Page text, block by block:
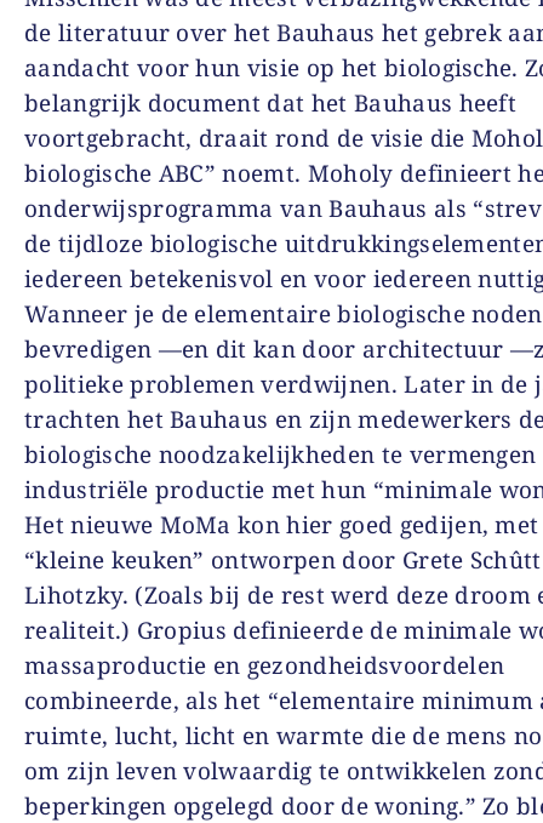
de literatuur over het Bauhaus het gebrek
aandacht voor hun visie op het biologische.
belangrijk document dat het Bauhaus heeft
voortgebracht, draait rond de visie die
biologische ABC” noemt. Moholy definieert
onderwijsprogramma van Bauhaus als
de tijdloze biologische
iedereen betekenisvol en voor iedereen
Wanneer je de elementaire biologische
bevredigen —en dit kan door architectuur
politieke problemen verdwijnen. Later in de
trachten het Bauhaus en zijn medewerkers
biologische noodzakelijkheden te vermengen
industriële productie met hun “minimale
Het nieuwe MoMa kon hier goed gedijen,
“kleine keuken” ontworpen door Grete
Lihotzky. (Zoals bij de rest werd deze droom
realiteit.) Gropius definieerde de minimale
massaproductie en gezondheidsvoordelen
combineerde, als het “elementaire minimum
ruimte, lucht, licht en warmte die de mens
om zijn leven volwaardig te ontwikkelen
beperkingen opgelegd door de woning.” Zo